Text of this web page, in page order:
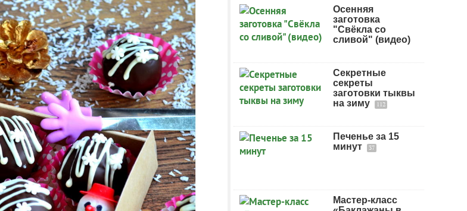
Осенняя
заготовка
"Свёкла со
сливой" (видео)
Секретные
секреты
заготовки тыквы
на зиму
112
Печенье за 15
минут
37
Мастер-класс